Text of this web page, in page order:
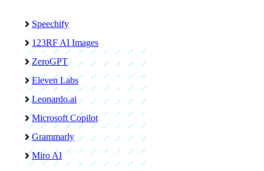
Speechify
123RF AI Images
ZeroGPT
Eleven Labs
Leonardo.ai
Microsoft Copilot
Grammarly
Miro AI